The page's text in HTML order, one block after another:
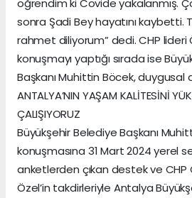
öğrendim ki Covide yakalanmış.
sonra Şadi Bey hayatını kaybetti.
rahmet diliyorum” dedi. CHP lideri
konuşmayı yaptığı sırada ise
Başkanı Muhittin Böcek, duygusal
ANTALYA’NIN YAŞAM KALİTESİNİ
ÇALIŞIYORUZ
Büyükşehir Belediye Başkanı
konuşmasına 31 Mart 2024 yerel
anketlerden çıkan destek ve CHP
Özel’in takdirleriyle Antalya